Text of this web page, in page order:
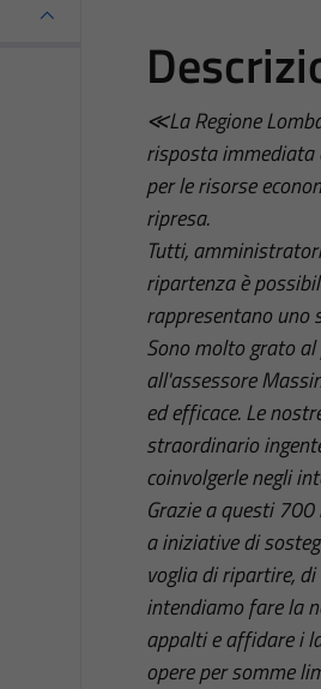
≪La Regione
risposta immediata
per le risorse
ripresa.
Tutti,
ripartenza è
rappresentano uno
Sono molto grato
all'assessore
ed efficace. Le
straordinario
coinvolgerle negli
Grazie a questi
a iniziative di
voglia di ripartire,
intendiamo fare la
appalti e affidare i
opere per somme